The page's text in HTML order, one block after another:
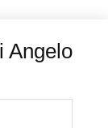
Angelo